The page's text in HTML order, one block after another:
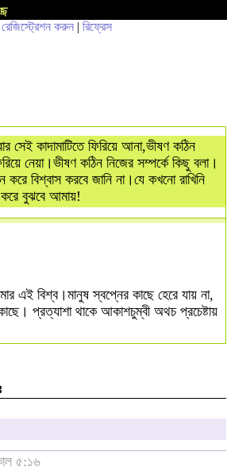
রেজিস্ট্রেশন করুন | রিফ্রেস
সেই কাদামাটিতে ফিরিয়ে আনা,ভীষণ কঠিন
নেয়া।ভীষণ কঠিন নিজের সম্পর্কে কিছু বলা।
করে বিশ্বাস করবে জানি না।যে কখনো রাখিনি
বুঝবে আমায়!
এই বিশ্ব।মানুষ স্বপ্নের কাছে হেরে যায় না,
প্রত্যাশা থাকে আকাশচুম্বী অথচ প্রচেষ্টায়
৫:১৬